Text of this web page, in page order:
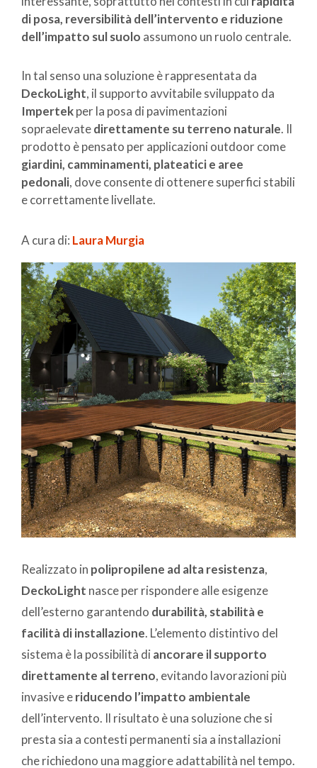
di posa, reversibilità dell’intervento e riduzione
dell’impatto sul suolo assumono un ruolo centrale.
In tal senso una soluzione è rappresentata da
DeckoLight, il supporto avvitabile sviluppato da
Impertekper la posa di pavimentazioni
sopraelevatedirettamente su terreno naturale. Il
prodotto è pensato per applicazioni outdoor come
giardini, camminamenti, plateatici e aree
pedonali, dove consente di ottenere superfici stabili
e correttamente livellate.
A cura di: Laura Murgia
Realizzato in polipropilene ad alta resistenza,
DeckoLight nasce per rispondere alle esigenze
dell’esterno garantendo durabilità, stabilità e
facilità di installazione. L’elemento distintivo del
sistema è la possibilità di ancorare il supporto
direttamente al terreno, evitando lavorazioni più
invasive eriducendo l’impatto ambientale
dell’intervento. Il risultato è una soluzione che si
presta sia a contesti permanenti sia a installazioni
che richiedono una maggiore adattabilità nel tempo.